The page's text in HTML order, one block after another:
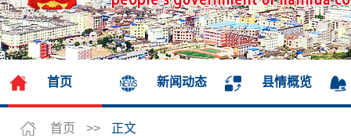
首页 新闻动态 县情概览
首页 >> 正文